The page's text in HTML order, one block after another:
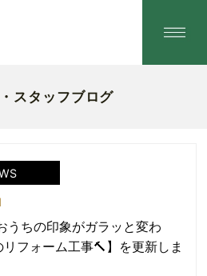
スタッフブログ
うちの印象がガラッと変わ
リフォーム工事🔨】を更新しま